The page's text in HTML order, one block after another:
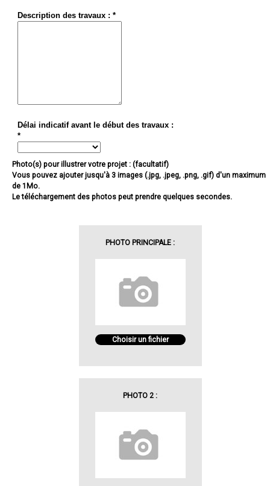
Description des travaux : *
Délai indicatif avant le début des travaux :
*
Photo(s) pour illustrer votre projet : (facultatif)
Vous pouvez ajouter jusqu'à 3 images (.jpg, .jpeg, .png, .gif) d'un maximum
de 1Mo.
Le téléchargement des photos peut prendre quelques secondes.
PHOTO PRINCIPALE :
Choisir un fichier
PHOTO 2 :